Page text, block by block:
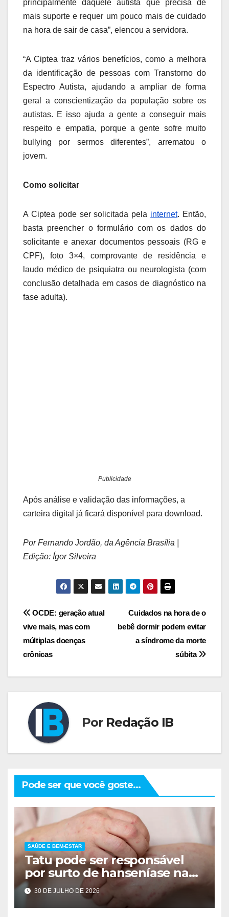
principalmente daquele autista que precisa de
mais suporte e requer um pouco mais de cuidado
na hora de sair de casa”, elencou a servidora.
“A Ciptea traz vários benefícios, como a melhora
da identificação de pessoas com Transtorno do
Espectro Autista, ajudando a ampliar de forma
geral a conscientização da população sobre os
autistas. E isso ajuda a gente a conseguir mais
respeito e empatia, porque a gente sofre muito
bullying por sermos diferentes”, arrematou o
jovem.
Como solicitar
A Ciptea pode ser solicitada pela internet. Então,
basta preencher o formulário com os dados do
solicitante e anexar documentos pessoais (RG e
CPF), foto 3×4, comprovante de residência e
laudo médico de psiquiatra ou neurologista (com
conclusão detalhada em casos de diagnóstico na
fase adulta).
Publicidade
Após análise e validação das informações, a
carteira digital já ficará disponível para download.
Por Fernando Jordão, da Agência Brasília |
Edição: Ígor Silveira
Navegação
de
Post
Cuidados na hora de o
bebê dormir podem evitar
a síndrome da morte
súbita
OCDE: geração atual
vive mais, mas com
múltiplas doenças
crônicas
Por Redação IB
Pode ser que você goste...
SAÚDE E BEM-ESTAR
Tatu pode ser responsável
por surto de hanseníase na
Flórida
30 DE JULHO DE 2026